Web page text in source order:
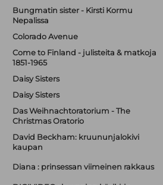
Bungmatin sister - Kirsti Kormu
Nepalissa
Colorado Avenue
Come to Finland - julisteita & matkoja
1851-1965
Daisy Sisters
Daisy Sisters
Das Weihnachtoratorium - The
Christmas Oratorio
David Beckham: kruununjalokivi
kaupan
Diana : prinsessan viimeinen rakkaus